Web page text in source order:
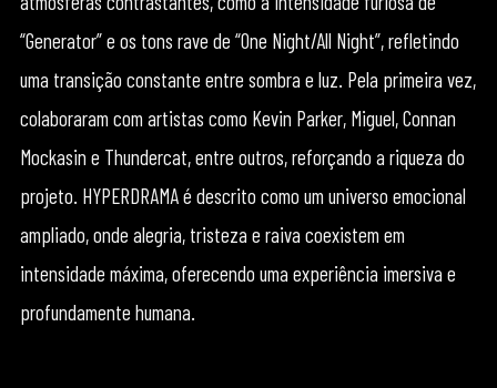
“Generator” e os tons rave de “One Night/All Night”, refletindo
uma transição constante entre sombra e luz. Pela primeira vez,
colaboraram com artistas como Kevin Parker, Miguel, Connan
Mockasin e Thundercat, entre outros, reforçando a riqueza do
projeto. HYPERDRAMA é descrito como um universo emocional
ampliado, onde alegria, tristeza e raiva coexistem em
intensidade máxima, oferecendo uma experiência imersiva e
profundamente humana.